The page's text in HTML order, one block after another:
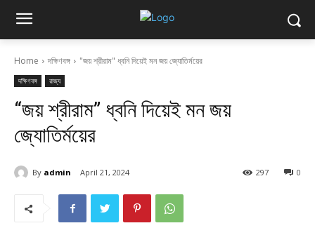
Home দক্ষিণবঙ্গ "জয় শ্রীরাম" ধ্বনি দিয়েই মন জয় জ্যোতির্ময়ের
দক্ষিণবঙ্গ রাজ্য
“জয় শ্রীরাম” ধ্বনি দিয়েই মন জয়
জ্যোতির্ময়ের
By admin April 21, 2024 0
297